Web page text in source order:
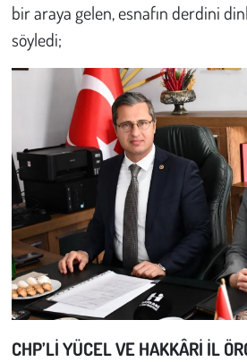
bir araya gelen, esnafın derdini
söyledi;
CHP’Lİ YÜCEL VE HAKKÂRİ İL
Eğlence